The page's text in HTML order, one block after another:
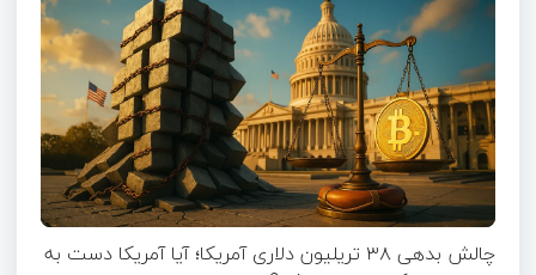
چالش بدهی ۳۸ تریلیون دلاری آمریکا؛ آیا آمریکا دست به